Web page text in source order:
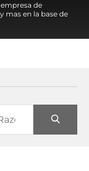
de
mas en la base de